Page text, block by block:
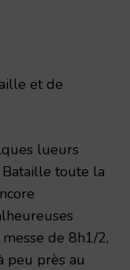
et de
lueurs
Bataille toute la
de 8h1/2,
peu près au